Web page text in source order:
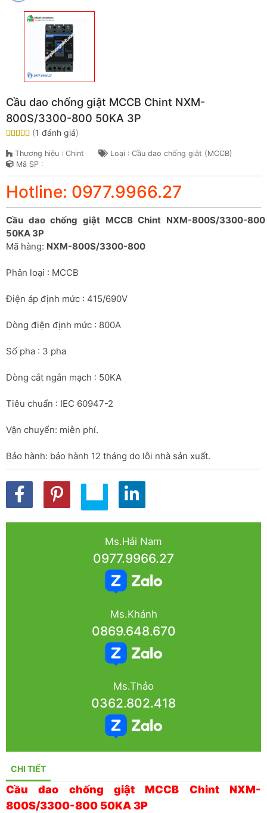
Cầu dao chống giật MCCB Chint NXM-
800S/3300-800 50KA 3P
(1 đánh giá)
Thương hiệu : Chint
Loại : Cầu dao chống giật (MCCB)
Mã SP :
Hotline: 0977.9966.27
Cầu dao chống giật MCCB Chint NXM-800S/3300-800
50KA 3P
Mã hàng: NXM-800S/3300-800
Phân loại : MCCB
Điện áp định mức : 415/690V
Dòng điện định mức : 800A
Số pha : 3 pha
Dòng cắt ngắn mạch : 50KA
Tiêu chuẩn : IEC 60947-2
Vận chuyển: miễn phí.
Bảo hành: bảo hành 12 tháng do lỗi nhà sản xuất.
Ms.Hải Nam
0977.9966.27
Ms.Khánh
0869.648.670
Ms.Thảo
0362.802.418
CHI TIẾT
Cầu dao chống giật MCCB Chint NXM-
800S/3300-800 50KA 3P